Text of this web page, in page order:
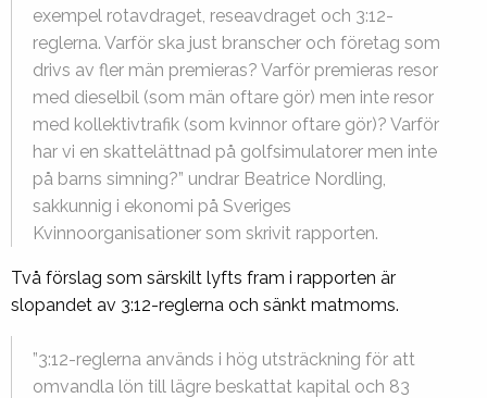
exempel rotavdraget, reseavdraget och 3:12-
reglerna. Varför ska just branscher och företag som
drivs av fler män premieras? Varför premieras resor
med dieselbil (som män oftare gör) men inte resor
med kollektivtrafik (som kvinnor oftare gör)? Varför
har vi en skattelättnad på golfsimulatorer men inte
på barns simning?” undrar Beatrice Nordling,
sakkunnig i ekonomi på Sveriges
Kvinnoorganisationer som skrivit rapporten.
Två förslag som särskilt lyfts fram i rapporten är
slopandet av 3:12-reglerna och sänkt matmoms.
”3:12-reglerna används i hög utsträckning för att
omvandla lön till lägre beskattat kapital och 83